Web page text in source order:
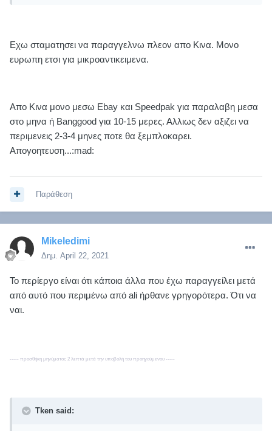
Εχω σταματησει να παραγγελνω πλεον απο Κινα. Μονο
ευρωπη ετσι για μικροαντικειμενα.
Απο Κινα μονο μεσω Ebay και Speedpak για παραλαβη μεσα
στο μηνα ή Banggood για 10-15 μερες. Αλλιως δεν αξιζει να
περιμενεις 2-3-4 μηνες ποτε θα ξεμπλοκαρει.
Απογοητευση...:mad:
Παράθεση
Mikeledimi
Δημ. April 22, 2021
Το περίεργο είναι ότι κάποια άλλα που έχω παραγγείλει μετά
από αυτό που περιμένω από ali ήρθανε γρηγορότερα. Ότι να
ναι.
----- προσθήκη μηνύματος 2 λεπτά μετά την υποβολή του προηγούμενου -----
Tken said: